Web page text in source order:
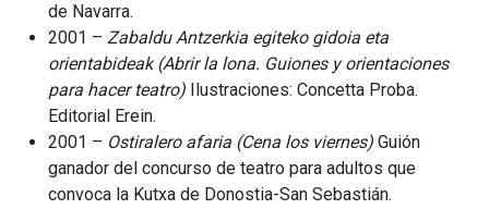
de Navarra.
2001 – Zabaldu Antzerkia egiteko gidoia eta
orientabideak(Abrir la lona. Guiones y orientaciones
para hacer teatro)
Ilustraciones: Concetta Proba.
Editorial Erein.
2001 – Ostiralero afaria (Cena los viernes) Guión
ganador del concurso de teatro para adultos que
convoca la Kutxa de Donostia-San Sebastián.